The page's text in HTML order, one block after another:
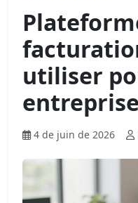
utiliser
entreprise
4 de juin de 2026